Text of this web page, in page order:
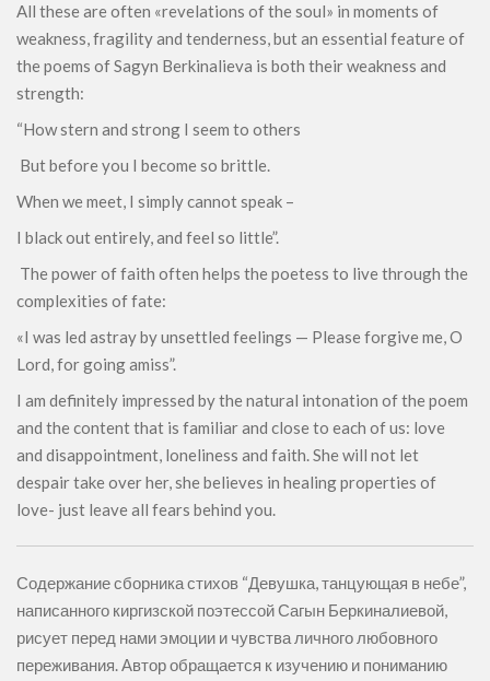
All these are often «revelations of the soul» in moments of
weakness, fragility and tenderness, but an essential feature of
the poems of Sagyn Berkinalieva is both their weakness and
strength:
“How stern and strong I seem to others
But before you I become so brittle.
When we meet, I simply cannot speak –
I black out entirely, and feel so little”.
The power of faith often helps the poetess to live through the
complexities of fate:
«I was led astray by unsettled feelings — Please forgive me, O
Lord, for going amiss”.
I am definitely impressed by the natural intonation of the poem
and the content that is familiar and close to each of us: love
and disappointment, loneliness and faith. She will not let
despair take over her, she believes in healing properties of
love- just leave all fears behind you.
Содержание сборника стихов “Девушка, танцующая в небе”,
написанного киргизской поэтессой Сагын Беркиналиевой,
рисует перед нами эмоции и чувства личного любовного
переживания. Автор обращается к изучению и пониманию